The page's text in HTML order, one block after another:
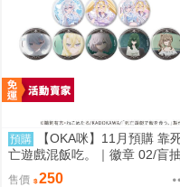
預購
【OKA咪】11月預購 靠
亡遊戲混飯吃。｜徽章 02/盲
種)(官方&新繪插畫) 隨機一款
售價 250